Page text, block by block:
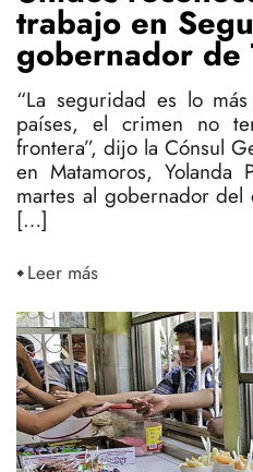
trabajo en
gobernador de
“La seguridad es lo
países, el crimen no
frontera”, dijo la Cónsul
en Matamoros, Yolanda
martes al gobernador del
[…]
Leer más